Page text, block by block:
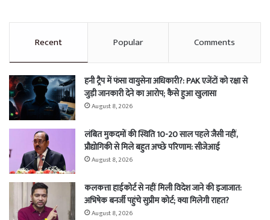
Recent Popular Comments
हनी ट्रैप में फंसा वायुसेना अधिकारी?: PAK एजेंटों को रक्षा से
जुड़ी जानकारी देने का आरोप; कैसे हुआ खुलासा
August 8, 2026
लंबित मुकदमों की स्थिति 10-20 साल पहले जैसी नहीं,
प्रौद्योगिकी से मिले बहुत अच्छे परिणाम: सीजेआई
August 8, 2026
कलकत्ता हाईकोर्ट से नहीं मिली विदेश जाने की इजाजात:
अभिषेक बनर्जी पहुंचे सुप्रीम कोर्ट; क्या मिलेगी राहत?
August 8, 2026